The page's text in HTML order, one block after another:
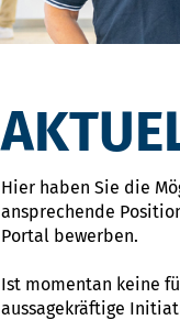
Hier haben Sie die
ansprechende
Portal bewerben.
Ist momentan keine
aussagekräftige